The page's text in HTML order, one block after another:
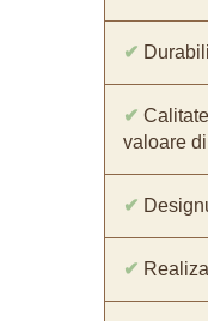
✔
✔
valoare
✔
✔